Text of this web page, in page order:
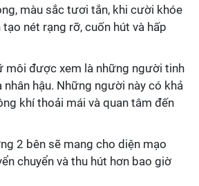
màu sắc tươi tắn, khi cười khóe
nét rạng rỡ, cuốn hút và hấp
môi được xem là những người tinh
nhân hậu. Những người này có khả
khí thoải mái và quan tâm đến
2 bên sẽ mang cho diện mạo
chuyển và thu hút hơn bao giờ